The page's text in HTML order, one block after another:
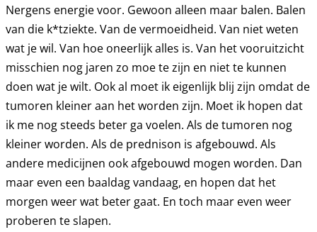
Nergens energie voor. Gewoon alleen maar balen. Balen
van die k*tziekte. Van de vermoeidheid. Van niet weten
wat je wil. Van hoe oneerlijk alles is. Van het vooruitzicht
misschien nog jaren zo moe te zijn en niet te kunnen
doen wat je wilt. Ook al moet ik eigenlijk blij zijn omdat de
tumoren kleiner aan het worden zijn. Moet ik hopen dat
ik me nog steeds beter ga voelen. Als de tumoren nog
kleiner worden. Als de prednison is afgebouwd. Als
andere medicijnen ook afgebouwd mogen worden. Dan
maar even een baaldag vandaag, en hopen dat het
morgen weer wat beter gaat. En toch maar even weer
proberen te slapen.